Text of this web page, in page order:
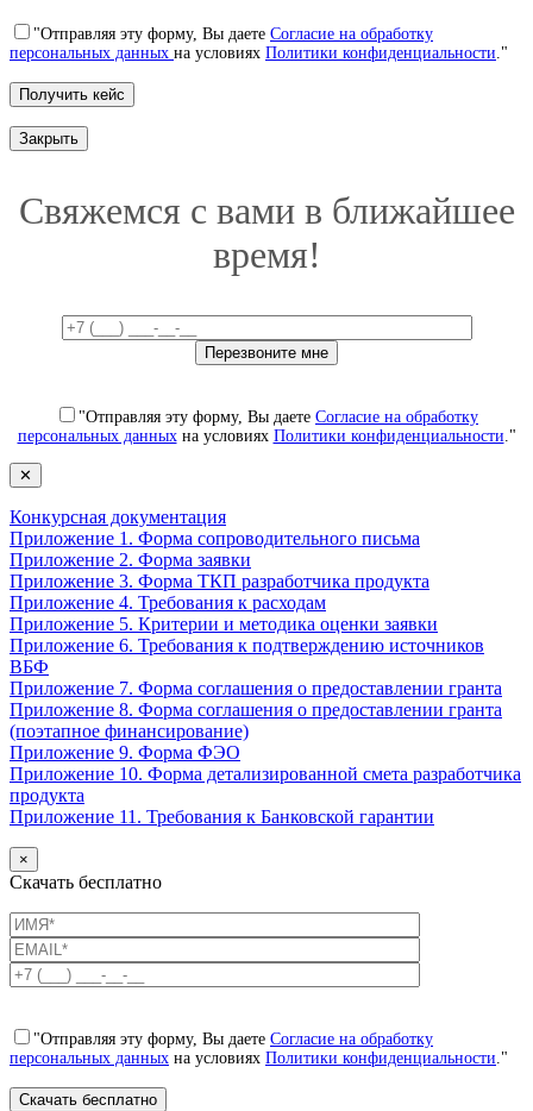
"Отправляя эту форму, Вы даете Согласие на обработку
персональных данных на условиях Политики конфиденциальности."
Закрыть
Свяжемся с вами в ближайшее
время!
"Отправляя эту форму, Вы даете Согласие на обработку
персональных данныхна условиях Политики конфиденциальности."
✕
Конкурсная документация
Приложение 1. Форма сопроводительного письма
Приложение 2. Форма заявки
Приложение 3. Форма ТКП разработчика продукта
Приложение 4. Требования к расходам
Приложение 5. Критерии и методика оценки заявки
Приложение 6. Требования к подтверждению источников
ВБФ
Приложение 7. Форма соглашения о предоставлении гранта
Приложение 8. Форма соглашения о предоставлении гранта
(поэтапное финансирование)
Приложение 9. Форма ФЭО
Приложение 10. Форма детализированной смета разработчика
продукта
Приложение 11. Требования к Банковской гарантии
×
Скачать бесплатно
"Отправляя эту форму, Вы даете Согласие на обработку
персональных данных на условиях Политики конфиденциальности."